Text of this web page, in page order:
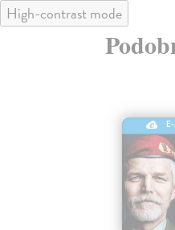
High-contrast mode